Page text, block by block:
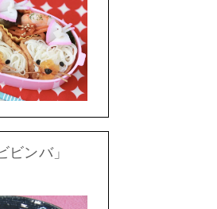
ビンバ」